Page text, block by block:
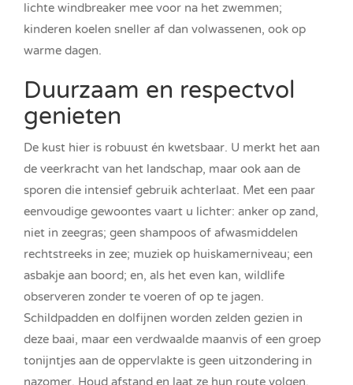
lichte windbreaker mee voor na het zwemmen;
kinderen koelen sneller af dan volwassenen, ook op
warme dagen.
Duurzaam en respectvol
genieten
De kust hier is robuust én kwetsbaar. U merkt het aan
de veerkracht van het landschap, maar ook aan de
sporen die intensief gebruik achterlaat. Met een paar
eenvoudige gewoontes vaart u lichter: anker op zand,
niet in zeegras; geen shampoos of afwasmiddelen
rechtstreeks in zee; muziek op huiskamerniveau; een
asbakje aan boord; en, als het even kan, wildlife
observeren zonder te voeren of op te jagen.
Schildpadden en dolfijnen worden zelden gezien in
deze baai, maar een verdwaalde maanvis of een groep
tonijntjes aan de oppervlakte is geen uitzondering in
nazomer. Houd afstand en laat ze hun route volgen.